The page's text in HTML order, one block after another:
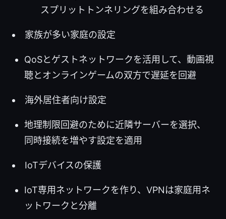
スプリットトンネリングを組み合わせる
家族が多い家庭の設定
QoSとゲストネットワークを活用して、動画視
聴とオンラインゲームの双方で遅延を回避
海外居住者向け設定
地理制限回避のために近隣サーバーを選択、
同時接続を増やす設定を適用
IoTデバイスの保護
IoT専用ネットワークを作り、VPNは家庭用ネ
ットワークと分離